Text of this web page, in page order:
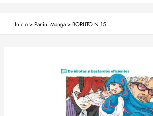
Inicio> Panini Manga> BORUTO N.15